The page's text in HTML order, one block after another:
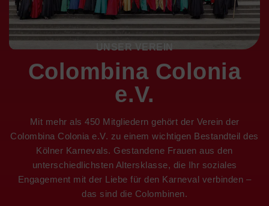
UNSER VEREIN
Colombina Colonia
e.V.
Mit mehr als 450 Mitgliedern gehört der Verein der
Colombina Colonia e.V. zu einem wichtigen Bestandteil des
Kölner Karnevals. Gestandene Frauen aus den
unterschiedlichsten Altersklasse, die Ihr soziales
Engagement mit der Liebe für den Karneval verbinden –
das sind die Colombinen.